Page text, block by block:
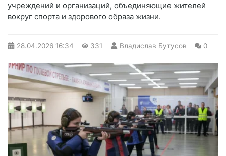
учреждений и организаций, объединяющие жителей
вокруг спорта и здорового образа жизни.
28.04.2026 16:34 331 Владислав Бутусов 0